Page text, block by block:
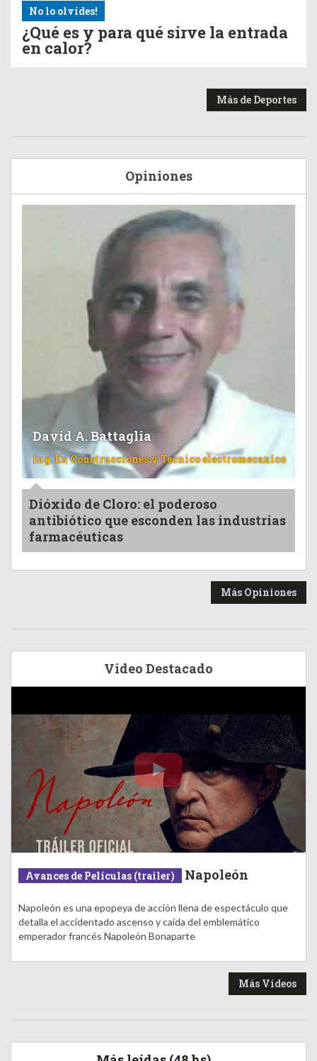
No lo olvides!
¿Qué es y para qué sirve la entrada
en calor?
Más de Deportes
Opiniones
David A. Battaglia
Ing. En Construcciones y Tecnico electromecanico
Dióxido de Cloro: el poderoso
antibiótico que esconden las industrias
farmacéuticas
Más Opiniones
Video Destacado
Avances de Películas (trailer) Napoleón
Napoleón es una epopeya de acción llena de espectáculo que
detalla el accidentado ascenso y caída del emblemático
emperador francés Napoleón Bonaparte
Más Videos